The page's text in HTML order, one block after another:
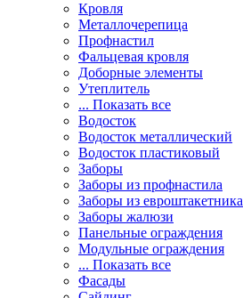
Кровля
Металлочерепица
Профнастил
Фальцевая кровля
Доборные элементы
Утеплитель
... Показать все
Водосток
Водосток металлический
Водосток пластиковый
Заборы
Заборы из профнастила
Заборы из евроштакетника
Заборы жалюзи
Панельные ограждения
Модульные ограждения
... Показать все
Фасады